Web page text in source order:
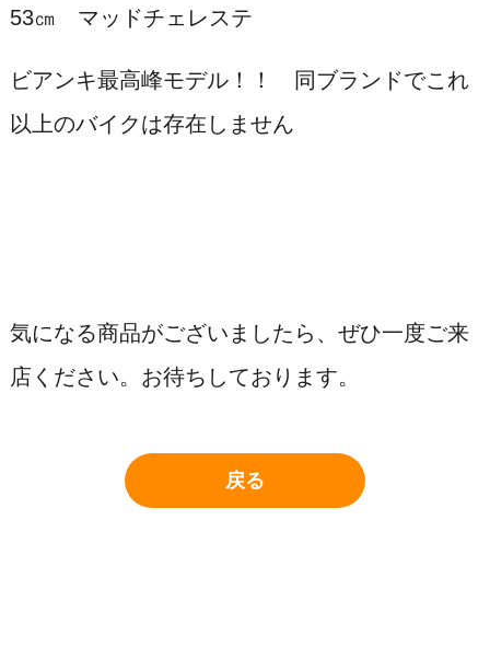
53㎝ マッドチェレステ
ビアンキ最高峰モデル！！ 同ブランドでこれ
以上のバイクは存在しません
気になる商品がございましたら、ぜひ一度ご来
店ください。お待ちしております。
戻る